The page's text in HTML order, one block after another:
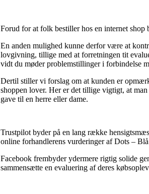
Forud for at folk bestiller hos en internet shop
En anden mulighed kunne derfor være at
lovgivning, tillige med at forretningen tit
vidt du møder problemstillinger i forbindelse
Dertil stiller vi forslag om at kunden er
shoppen lover. Her er det tillige vigtigt, at
gave til en herre eller dame.
Trustpilot byder på en lang række
online forhandlerens vurderinger af Dots –
Facebook frembyder ydermere rigtig solide
sammensætte en evaluering af deres